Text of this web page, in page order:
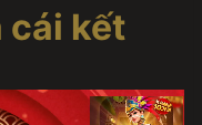
cái kết